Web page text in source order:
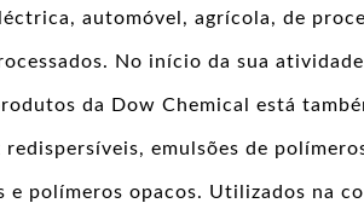
automóvel, agrícola, de
No início da sua
da Dow Chemical está
redispersíveis, emulsões de
e polímeros opacos. Utilizados na